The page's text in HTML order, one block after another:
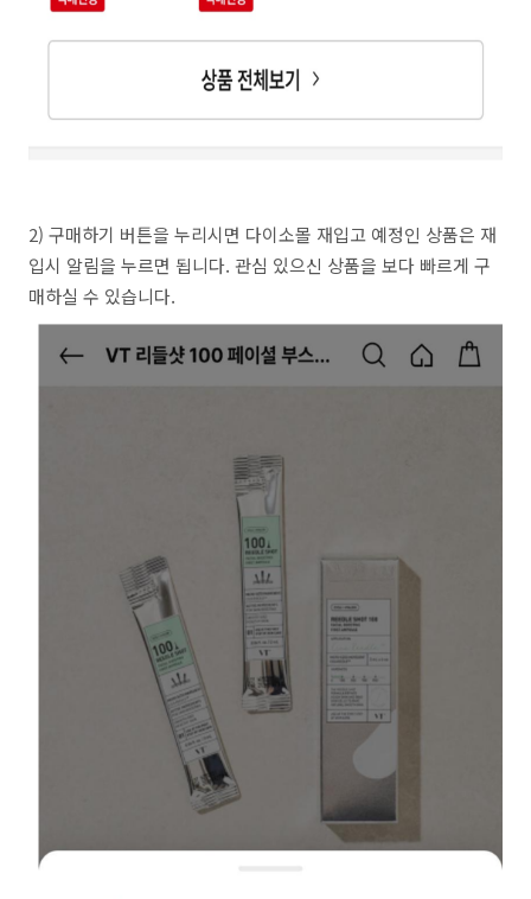
2) 구매하기 버튼을 누리시면 다이소몰 재입고 예정인 상품은 재
입시 알림을 누르면 됩니다. 관심 있으신 상품을 보다 빠르게 구
매하실 수 있습니다.